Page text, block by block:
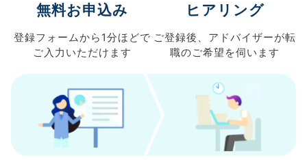
無料お申込み
登録フォームから 1分ほどで
ご入力 いただけます
ヒアリング
ご登録後、 アドバイザーが転
職のご希望を伺います